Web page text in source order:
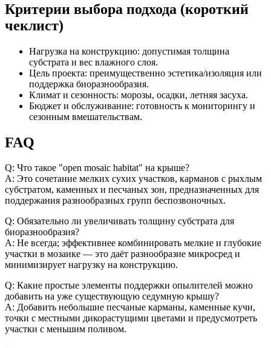
Критерии выбора подхода (короткий
чеклист)
Нагрузка на конструкцию: допустимая толщина
субстрата и вес влажного слоя.
Цель проекта: преимущественно эстетика/изоляция или
поддержка биоразнообразия.
Климат и сезонность: морозы, осадки, летняя засуха.
Бюджет и обслуживание: готовность к мониторингу и
сезонным вмешательствам.
FAQ
Q: Что такое "open mosaic habitat" на крыше?
A: Это сочетание мелких сухих участков, карманов с рыхлым
субстратом, каменных и песчаных зон, предназначенных для
поддержания разнообразных групп беспозвоночных.
Q: Обязательно ли увеличивать толщину субстрата для
биоразнообразия?
A: Не всегда; эффективнее комбинировать мелкие и глубокие
участки в мозаике — это даёт разнообразие микросред и
минимизирует нагрузку на конструкцию.
Q: Какие простые элементы поддержки опылителей можно
добавить на уже существующую седумную крышу?
A: Добавить небольшие песчаные карманы, каменные кучи,
точки с местными дикорастущими цветами и предусмотреть
участки с меньшим поливом.